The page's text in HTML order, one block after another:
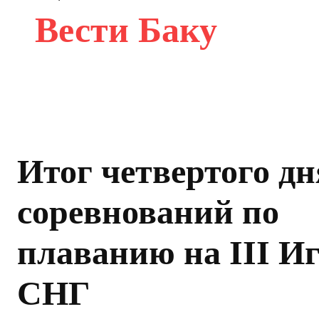
Вести Баку
Итог четвертого
соревнований по
плаванию на III
СНГ